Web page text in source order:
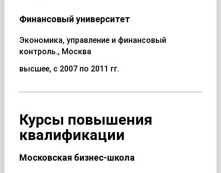
Финансовый университет
Экономика, управление и финансовый
контроль., Москва
высшее, с 2007 по 2011 гг.
Курсы повышения
квалификации
Московская бизнес-школа